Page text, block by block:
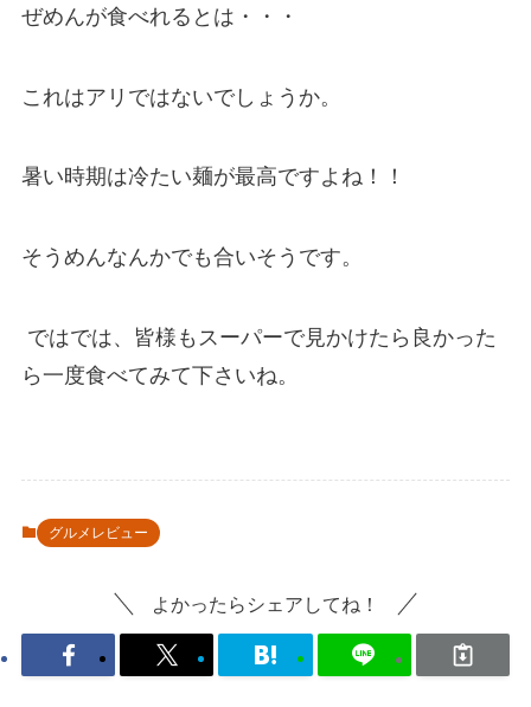
ぜめんが食べれるとは・・・
これはアリではないでしょうか。
暑い時期は冷たい麺が最高ですよね！！
そうめんなんかでも合いそうです。
ではでは、皆様もスーパーで見かけたら良かった
ら一度食べてみて下さいね。
グルメレビュー
よかったらシェアしてね！